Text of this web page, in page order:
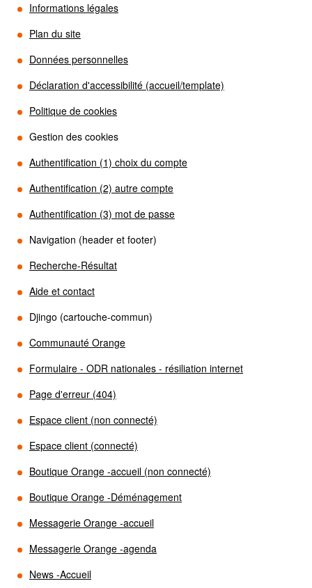
Informations légales
Plan du site
Données personnelles
Déclaration d'accessibilité (accueil/template)
Politique de cookies
Gestion des cookies
Authentification (1) choix du compte
Authentification (2) autre compte
Authentification (3) mot de passe
Navigation (header et footer)
Recherche-Résultat
Aide et contact
Djingo (cartouche-commun)
Communauté Orange
Formulaire - ODR nationales - résiliation internet
Page d'erreur (404)
Espace client (non connecté)
Espace client (connecté)
Boutique Orange -accueil (non connecté)
Boutique Orange -Déménagement
Messagerie Orange -accueil
Messagerie Orange -agenda
News -Accueil